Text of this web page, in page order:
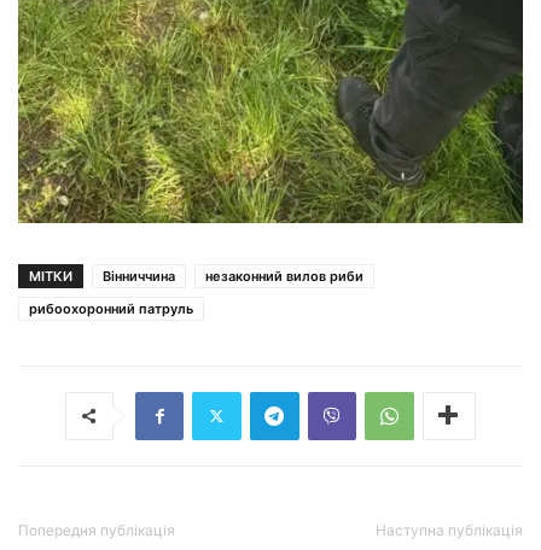
МІТКИ Вінниччина
незаконний вилов риби
рибоохоронний патруль
Попередня публікація Наступна публікація